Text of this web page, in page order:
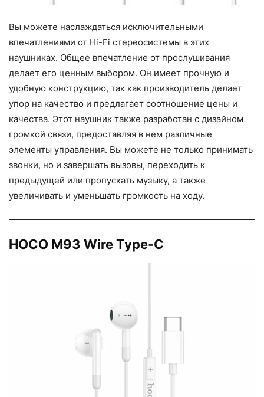
Вы можете наслаждаться исключительными
впечатлениями от Hi-Fi стереосистемы в этих
наушниках. Общее впечатление от прослушивания
делает его ценным выбором. Он имеет прочную и
удобную конструкцию, так как производитель делает
упор на качество и предлагает соотношение цены и
качества. Этот наушник также разработан с дизайном
громкой связи, предоставляя в нем различные
элементы управления. Вы можете не только принимать
звонки, но и завершать вызовы, переходить к
предыдущей или пропускать музыку, а также
увеличивать и уменьшать громкость на ходу.
HOCO M93 Wire Type-C